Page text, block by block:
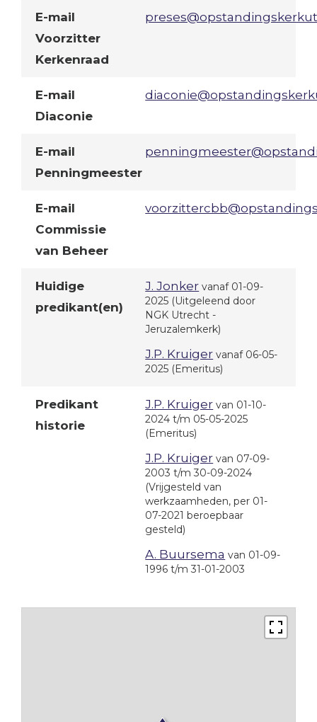
E-mail
Voorzitter
Kerkenraad
E-mail
Diaconie
E-mail
Penningmeester
E-mail
Commissie
van Beheer
Huidige
predikant(en)
J. Jonker vanaf 01-09-
2025 (Uitgeleend door
NGK Utrecht -
Jeruzalemkerk)
J.P. Kruiger vanaf 06-05-
2025 (Emeritus)
Predikant
historie
J.P. Kruiger van 01-10-
2024 t/m 05-05-2025
(Emeritus)
J.P. Kruiger van 07-09-
2003 t/m 30-09-2024
(Vrijgesteld van
werkzaamheden, per 01-
07-2021 beroepbaar
gesteld)
A. Buursema van 01-09-
1996 t/m 31-01-2003